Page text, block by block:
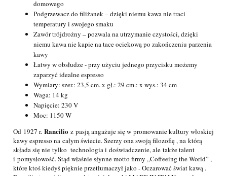
domowego
Podgrzewacz do filiżanek – dzięki niemu kawa nie traci
temperatury i swojego smaku
Zawór trójdrożny – pozwala na utrzymanie czystości, dzięki
niemu kawa nie kapie na tace ociekową po zakończeniu parzenia
kawy
Łatwy w obsłudze - przy użyciu jednego przycisku możemy
zaparzyć idealne espresso
Wymiary: szer.: 23,5 cm. x gł.: 29 cm.: x wys.: 34 cm
Waga: 14 kg
Napięcie: 230 V
Moc: 1150 W
Od 1927 r. Rancilio z pasją angażuje się w promowanie kultury włoskiej
kawy espresso na całym świecie. Szerzy ona swoją filozofię , na którą
składa się nie tylko technologia i doświadczenie, ale także talent
i pomysłowość. Stąd właśnie słynne motto firmy „Coffeeing the World” ,
które ktoś kiedyś pięknie przetłumaczył jako - Oczarować świat kawą .